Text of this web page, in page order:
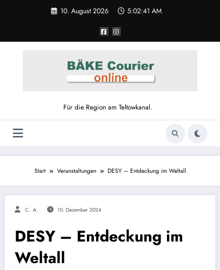
10. August 2026 5:02:41 AM
Für die Region am Teltowkanal.
Start Veranstaltungen DESY – Entdeckung im Weltall
C.. A. 10. Dezember 2024
DESY – Entdeckung im
Weltall